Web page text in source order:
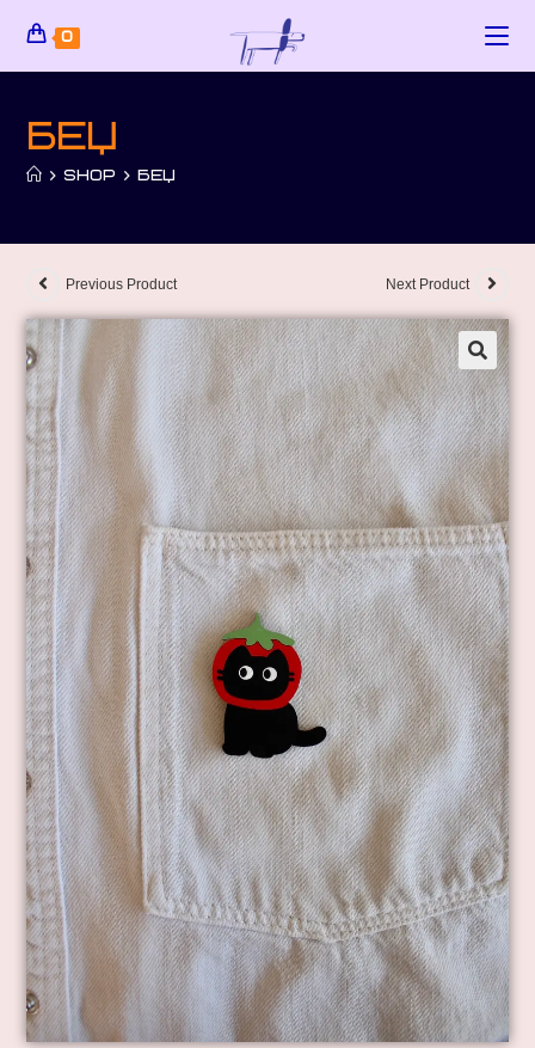
0
Беџ
> SHOP > БЕЏ
Previous Product Next Product